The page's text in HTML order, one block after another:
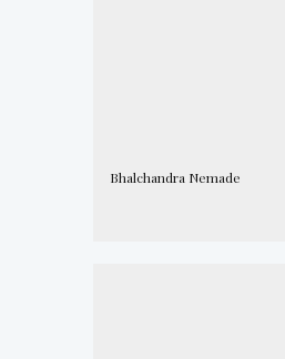
Bhalchandra Nemade